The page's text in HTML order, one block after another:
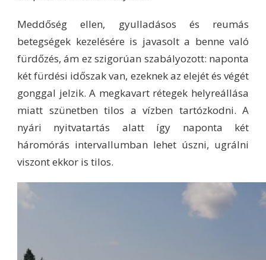
Meddőség ellen, gyulladásos és reumás
betegségek kezelésére is javasolt a benne való
fürdőzés, ám ez szigorúan szabályozott: naponta
két fürdési időszak van, ezeknek az elejét és végét
gonggal jelzik. A megkavart rétegek helyreállása
miatt szünetben tilos a vízben tartózkodni. A
nyári nyitvatartás alatt így naponta két
háromórás intervallumban lehet úszni, ugrálni
viszont ekkor is tilos.